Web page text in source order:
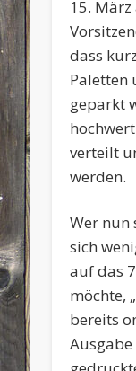
15.
dass
Paletten
geparkt
verteilt
werden.
Wer nun
sich
auf das
möchte,
bereits